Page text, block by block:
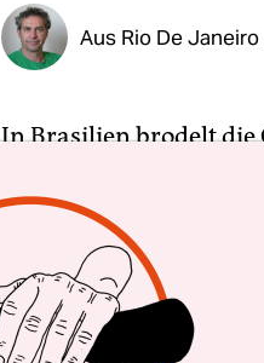
Aus Rio De Janeiro
In Brasilien brodelt die
Expräsident Lula da
Anhänger und
der Woche wird der
Netzwerken.
Bis